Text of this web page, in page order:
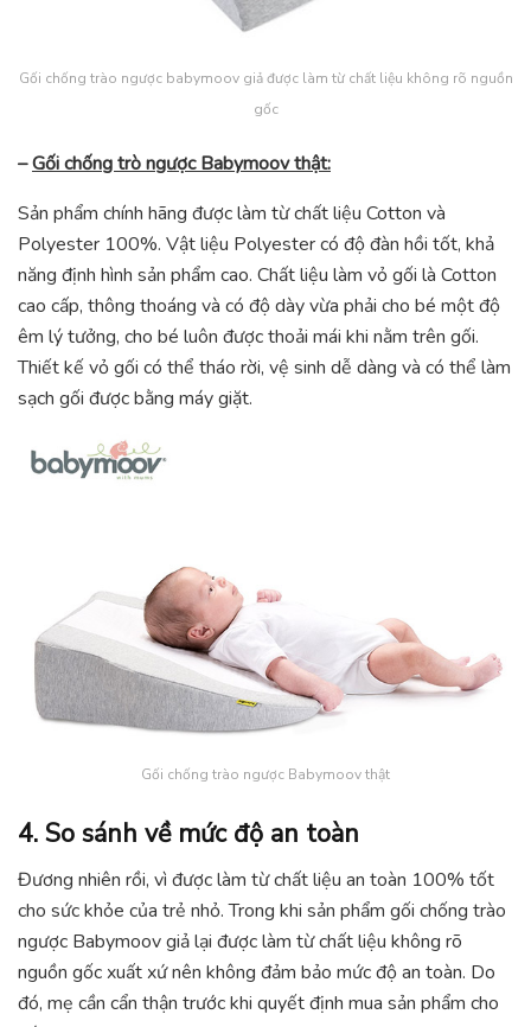
Gối chống trào ngược babymoov giả được làm từ chất liệu không rõ nguồn
gốc
–Gối chống trò ngược Babymoov thật:
Sản phẩm chính hãng được làm từ chất liệu Cotton và
Polyester 100%. Vật liệu Polyester có độ đàn hồi tốt, khả
năng định hình sản phẩm cao. Chất liệu làm vỏ gối là Cotton
cao cấp, thông thoáng và có độ dày vừa phải cho bé một độ
êm lý tưởng, cho bé luôn được thoải mái khi nằm trên gối.
Thiết kế vỏ gối có thể tháo rời, vệ sinh dễ dàng và có thể làm
sạch gối được bằng máy giặt.
Gối chống trào ngược Babymoov thật
4. So sánh về mức độ an toàn
Đương nhiên rồi, vì được làm từ chất liệu an toàn 100% tốt
cho sức khỏe của trẻ nhỏ. Trong khi sản phẩm gối chống trào
ngược Babymoov giả lại được làm từ chất liệu không rõ
nguồn gốc xuất xứ nên không đảm bảo mức độ an toàn. Do
đó, mẹ cần cẩn thận trước khi quyết định mua sản phẩm cho